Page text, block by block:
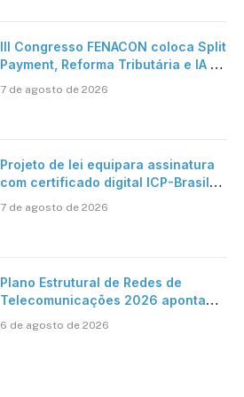
III Congresso FENACON coloca Split
Payment, Reforma Tributária e IA no
7 de agosto de 2026
Projeto de lei equipara assinatura
com certificado digital ICP-Brasil
cartório
7 de agosto de 2026
Plano Estrutural de Redes de
Telecomunicações 2026 aponta
mantém desafio
6 de agosto de 2026